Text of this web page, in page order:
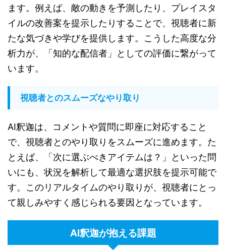
ます。例えば、敵の動きを予測したり、プレイスタ
イルの改善案を提示したりすることで、視聴者に新
たな気づきや学びを提供します。こうした高度な分
析力が、「知的な配信者」としての評価に繋がって
います。
視聴者とのスムーズなやり取り
AI釈迦は、コメントや質問に即座に対応すること
で、視聴者とのやり取りをスムーズに進めます。た
とえば、「次に選ぶべきアイテムは？」といった問
いにも、状況を解析して最適な選択肢を提示可能で
す。このリアルタイムのやり取りが、視聴者にとっ
て親しみやすく感じられる要因となっています。
AI釈迦が抱える課題